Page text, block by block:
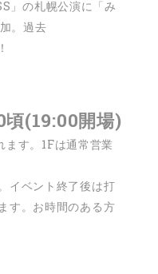
」の札幌公演に「み
。過去
(19:00開場)
ます。1Fは通常営業
イベント終了後は打
す。お時間のある方